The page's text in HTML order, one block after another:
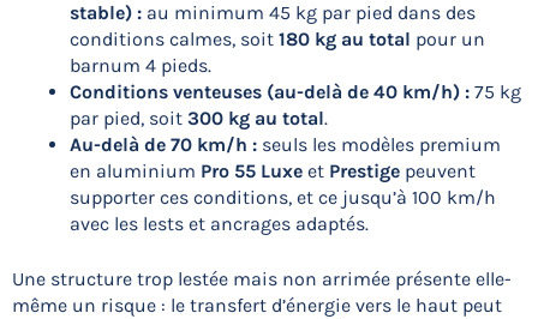
stable) : au minimum 45 kg par pied dans des
conditions calmes, soit 180 kg au total pour un
barnum 4 pieds.
Conditions venteuses (au-delà de 40 km/h) : 75 kg
par pied, soit 300 kg au total.
Au-delà de 70 km/h : seuls les modèles premium
en aluminium Pro 55 Luxe et Prestige peuvent
supporter ces conditions, et ce jusqu’à 100 km/h
avec les lests et ancrages adaptés.
Une structure trop lestée mais non arrimée présente elle-
même un risque : le transfert d’énergie vers le haut peut